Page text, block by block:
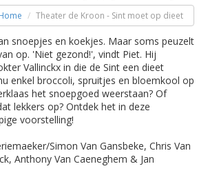
Theater de Kroon - Sint moet op dieet
snoepjes en koekjes. Maar soms peuzelt
op. 'Niet gezond!', vindt Piet. Hij
Vallinckx in die de Sint een dieet
enkel broccoli, spruitjes en bloemkool op
het snoepgoed weerstaan? Of
lekkers op? Ontdek het in deze
voorstelling!
Simon Van Gansbeke, Chris Van
Anthony Van Caeneghem & Jan